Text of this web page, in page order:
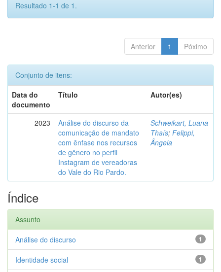
Resultado 1-1 de 1.
Anterior 1 Póximo
Conjunto de itens:
Data do
documento
Título Autor(es)
2023
Análise do discurso da
comunicação de mandato
com ênfase nos recursos
de gênero no perfil
Instagram de vereadoras
do Vale do Rio Pardo.
Schweikart, Luana
Thaís; Felippi,
Ângela
Índice
Assunto
1
Análise do discurso
1
Identidade social